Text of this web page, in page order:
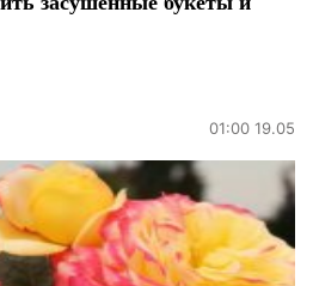
01:00 19.05